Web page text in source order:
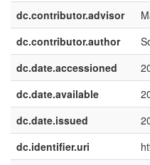
dc.contributor.advisor
dc.contributor.author
dc.date.accessioned
dc.date.available
dc.date.issued
dc.identifier.uri